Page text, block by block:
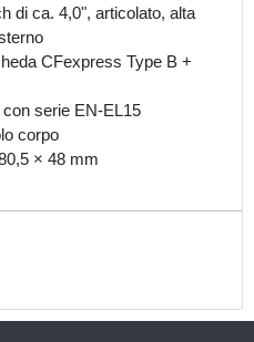
di ca. 4,0", articolato, alta
CFexpress Type B +
serie EN-EL15
corpo
× 48 mm